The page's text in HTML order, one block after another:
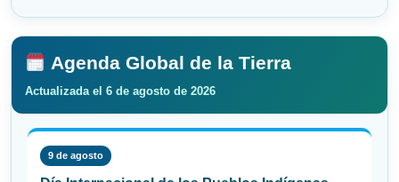
Agenda Global de la Tierra
Actualizada el 6 de agosto de 2026
9 de agosto